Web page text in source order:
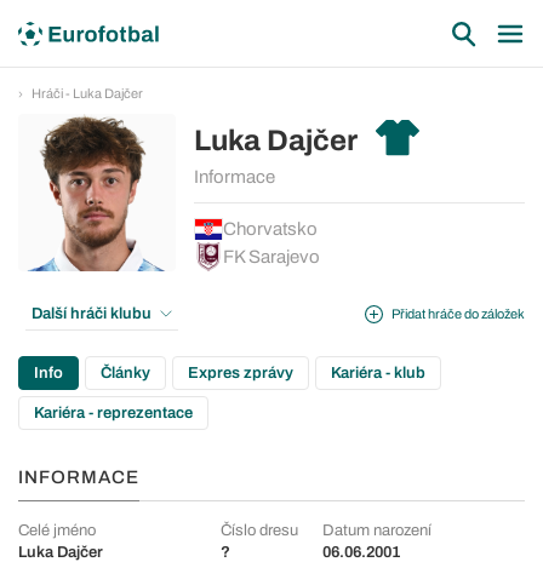
Hráči - Luka Dajčer
Luka Dajčer
Informace
Chorvatsko
FK Sarajevo
Přidat hráče do záložek
Další hráči klubu
Info Články Expres zprávy Kariéra - klub
Kariéra - reprezentace
INFORMACE
Celé jméno
Luka Dajčer
Číslo dresu
?
Datum narození
06.06.2001